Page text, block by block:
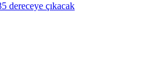
dereceye çıkacak